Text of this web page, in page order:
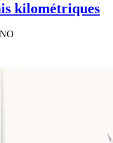
kilométriques